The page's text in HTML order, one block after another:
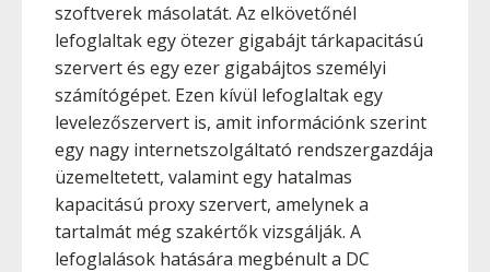
szoftverek másolatát. Az elkövetőnél
lefoglaltak egy ötezer gigabájt tárkapacitású
szervert és egy ezer gigabájtos személyi
számítógépet. Ezen kívül lefoglaltak egy
levelezőszervert is, amit információnk szerint
egy nagy internetszolgáltató rendszergazdája
üzemeltetett, valamint egy hatalmas
kapacitású proxy szervert, amelynek a
tartalmát még szakértők vizsgálják. A
lefoglalások hatására megbénult a DC